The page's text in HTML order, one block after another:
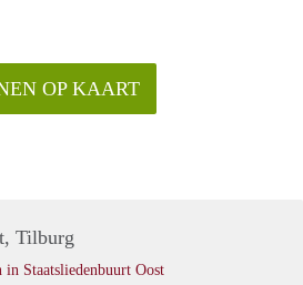
OP KAART
Tilburg
Staatsliedenbuurt Oost